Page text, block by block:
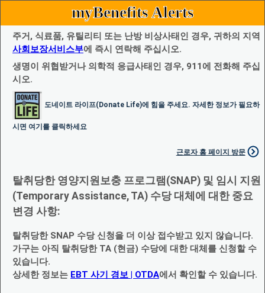
myBenefits Alerts
주거, 식료품, 유틸리티 또는 난방 비상사태인 경우, 귀하의 지역
사회보장서비스부에 즉시 연락해 주십시오.
생명이 위협받거나 의학적 응급사태인 경우, 911에 전화해 주십
시오.
도네이트 라이프(Donate Life)에 힘을 주세요. 자세한 정보가 필요하
시면 여기를 클릭하세요
근로자 홈 페이지 방문
탈취당한 영양지원보충 프로그램(SNAP) 및 임시 지원
(Temporary Assistance, TA) 수당 대체에 대한 중요
변경 사항:
탈취당한 SNAP 수당 신청을 더 이상 접수받고 있지 않습니다.
가구는 아직 탈취당한 TA (현금) 수당에 대한 대체를 신청할 수
있습니다.
상세한 정보는 EBT 사기 경보 | OTDA에서 확인할 수 있습니다.